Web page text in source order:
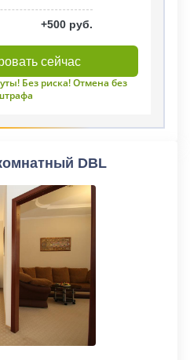
+500 руб.
сейчас
Без риска! Отмена без
DBL